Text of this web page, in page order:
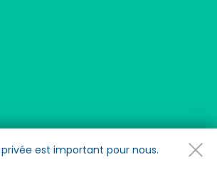
est important pour nous.